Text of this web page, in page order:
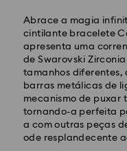
Abrace a magia
cintilante bracelete
apresenta uma
de Swarovski
tamanhos diferentes,
barras metálicas de
mecanismo de puxar
tornando-a perfeita
a com outras peças
ode resplandecente
Prazo de envio
processamento e
Açores)
Custo de envio
Envio normal gratuito
EUR 99
Envio Expresso - FedEx